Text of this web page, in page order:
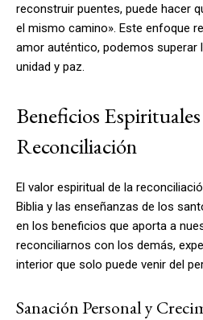
reconstruir puentes, puede hacer
el mismo camino». Este enfoque
amor auténtico, podemos superar
unidad y paz.
Beneficios
Reconciliación
El valor espiritual de la
Biblia y las enseñanzas de los
en los beneficios que aporta a
reconciliarnos con los demás,
interior que solo puede venir del
Sanación Personal y